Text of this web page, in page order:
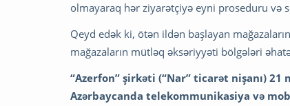
olmayaraq hər ziyarətçiyə eyni proseduru və
Qeyd edək ki, ötən ildən başlayan
mağazaların mütləq əksəriyyəti bölgələri
“Azerfon” şirkəti (“Nar” ticarət nişanı)
Azərbaycanda telekommunikasiya və